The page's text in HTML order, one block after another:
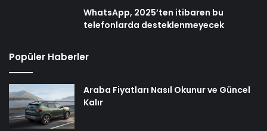
WhatsApp, 2025’ten itibaren bu
telefonlarda desteklenmeyecek
Popüler Haberler
Araba Fiyatları Nasıl Okunur ve Güncel
Kalır